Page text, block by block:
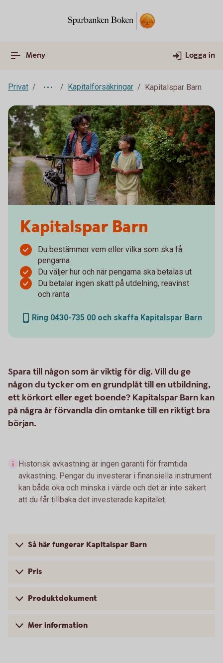
Meny Logga in
Privat Kapitalförsäkringar Kapitalspar Barn
Kapitalspar Barn
Du bestämmer vem eller vilka som ska få
pengarna
Du väljer hur och när pengarna ska betalas ut
Du betalar ingen skatt på utdelning, reavinst
och ränta
Ring 0430-735 00 och skaffa Kapitalspar Barn
Spara till någon som är viktig för dig. Vill du ge
någon du tycker om en grundplåt till en utbildning,
ett körkort eller eget boende? Kapitalspar Barn kan
på några år förvandla din omtanke till en riktigt bra
början.
Historisk avkastning är ingen garanti för framtida
avkastning. Pengar du investerar i finansiella instrument
kan både öka och minska i värde och det är inte säkert
att du får tillbaka det investerade kapitalet.
Så här fungerar Kapitalspar Barn
Pris
Produktdokument
Mer information